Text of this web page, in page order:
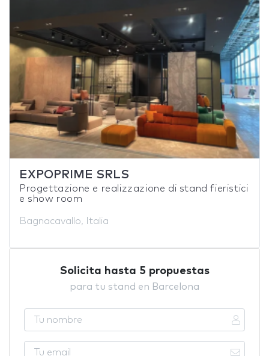
EXPOPRIME SRLS
Progettazione e realizzazione di stand fieristici
e show room
Bagnacavallo, Italia
Solicita hasta 5 propuestas
para tu stand en Barcelona